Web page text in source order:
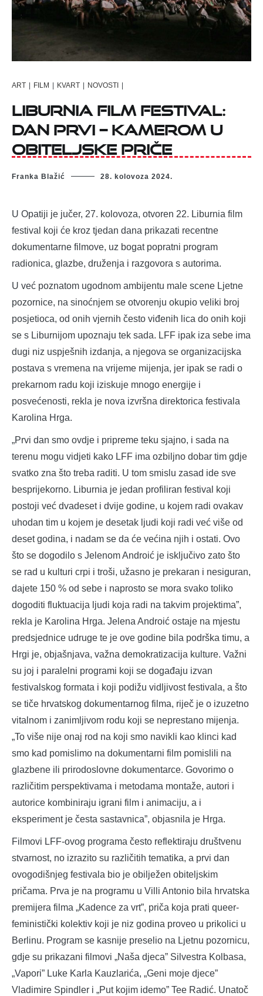
ART | FILM | KVART | NOVOSTI |
Liburnia Film Festival:
Dan prvi – Kamerom u
obiteljske priče
Franka Blažić 28. kolovoza 2024.
U Opatiji je jučer, 27. kolovoza, otvoren 22. Liburnia film
festival koji će kroz tjedan dana prikazati recentne
dokumentarne filmove, uz bogat popratni program
radionica, glazbe, druženja i razgovora s autorima.
U već poznatom ugodnom ambijentu male scene Ljetne
pozornice, na sinoćnjem se otvorenju okupio veliki broj
posjetioca, od onih vjernih često viđenih lica do onih koji
se s Liburnijom upoznaju tek sada. LFF ipak iza sebe ima
dugi niz uspješnih izdanja, a njegova se organizacijska
postava s vremena na vrijeme mijenja, jer ipak se radi o
prekarnom radu koji iziskuje mnogo energije i
posvećenosti, rekla je nova izvršna direktorica festivala
Karolina Hrga.
„Prvi dan smo ovdje i pripreme teku sjajno, i sada na
terenu mogu vidjeti kako LFF ima ozbiljno dobar tim gdje
svatko zna što treba raditi. U tom smislu zasad ide sve
besprijekorno. Liburnia je jedan profiliran festival koji
postoji već dvadeset i dvije godine, u kojem radi ovakav
uhodan tim u kojem je desetak ljudi koji radi već više od
deset godina, i nadam se da će većina njih i ostati. Ovo
što se dogodilo s Jelenom Androić je isključivo zato što
se rad u kulturi crpi i troši, užasno je prekaran i nesiguran,
dajete 150 % od sebe i naprosto se mora svako toliko
dogoditi fluktuacija ljudi koja radi na takvim projektima”,
rekla je Karolina Hrga. Jelena Androić ostaje na mjestu
predsjednice udruge te je ove godine bila podrška timu, a
Hrgi je, objašnjava, važna demokratizacija kulture. Važni
su joj i paralelni programi koji se događaju izvan
festivalskog formata i koji podižu vidljivost festivala, a što
se tiče hrvatskog dokumentarnog filma, riječ je o izuzetno
vitalnom i zanimljivom rodu koji se neprestano mijenja.
„To više nije onaj rod na koji smo navikli kao klinci kad
smo kad pomislimo na dokumentarni film pomislili na
glazbene ili prirodoslovne dokumentarce. Govorimo o
različitim perspektivama i metodama montaže, autori i
autorice kombiniraju igrani film i animaciju, a i
eksperiment je česta sastavnica”, objasnila je Hrga.
Filmovi LFF-ovog programa često reflektiraju društvenu
stvarnost, no izrazito su različitih tematika, a prvi dan
ovogodišnjeg festivala bio je obilježen obiteljskim
pričama. Prva je na programu u Villi Antonio bila hrvatska
premijera filma „Kadence za vrt”, priča koja prati queer-
feministički kolektiv koji je niz godina proveo u prikolici u
Berlinu. Program se kasnije preselio na Ljetnu pozornicu,
gdje su prikazani filmovi „Naša djeca” Silvestra Kolbasa,
„Vapori” Luke Karla Kauzlarića, „Geni moje djece”
Vladimire Spindler i „Put kojim idemo” Tee Radić. Unatoč